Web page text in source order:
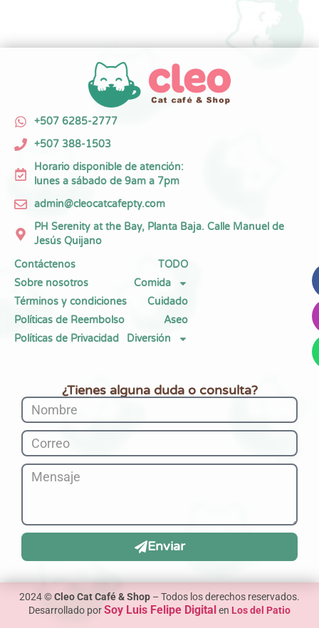
+507 6285-2777
+507 388-1503
Horario disponible de atención:
lunes a sábado de 9am a 7pm
admin@cleocatcafepty.com
PH Serenity at the Bay, Planta Baja. Calle Manuel de
Jesús Quijano
Contáctenos
Sobre nosotros
Términos y condiciones
Políticas de Reembolso
Políticas de Privacidad
TODO
Comida
Cuidado
Aseo
Diversión
¿Tienes alguna duda o consulta?
Enviar
2024 ©Cleo Cat Café & Shop – Todos los derechos reservados.
Desarrollado porSoy Luis Felipe Digitalen Los del Patio